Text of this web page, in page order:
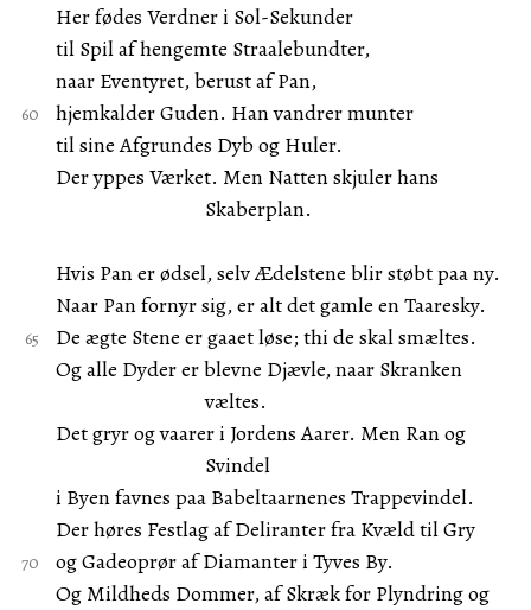
Her fødes Verdner i Sol-Sekunder
til Spil af hengemte Straalebundter,
naar Eventyret, berust af Pan,
hjemkalder Guden. Han vandrer munter
til sine Afgrundes Dyb og Huler.
Der yppes Værket. Men Natten skjuler hans
Skaberplan.
Hvis Pan er ødsel, selv Ædelstene blir støbt paa ny.
Naar Pan fornyr sig, er alt det gamle en Taaresky.
De ægte Stene er gaaet løse; thi de skal smæltes.
Og alle Dyder er blevne Djævle, naar Skranken
væltes.
Det gryr og vaarer i Jordens Aarer. Men Ran og
Svindel
i Byen favnes paa Babeltaarnenes Trappevindel.
Der høres Festlag af Deliranter fra Kvæld til Gry
og Gadeoprør af Diamanter i Tyves By.
Og Mildheds Dommer, af Skræk for Plyndring og